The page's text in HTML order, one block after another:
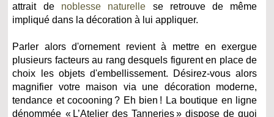
attrait de noblesse naturelle se retrouve de même
impliqué dans la décoration à lui appliquer.
Parler alors d'ornement revient à mettre en exergue
plusieurs facteurs au rang desquels figurent en place de
choix les objets d'embellissement. Désirez-vous alors
magnifier votre maison via une décoration moderne,
tendance et cocooning ? Eh bien ! La boutique en ligne
dénommée « L’Atelier des Tanneries » dispose de quoi